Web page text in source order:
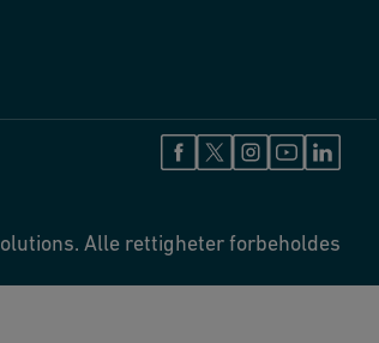
Alle rettigheter forbeholdes